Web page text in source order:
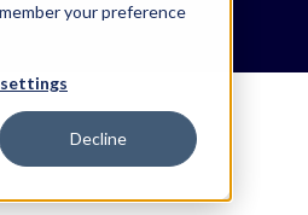
your preference
Decline